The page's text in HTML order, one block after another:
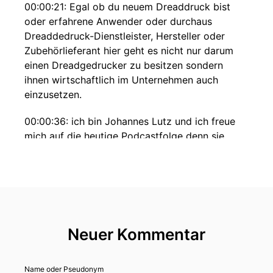
00:00:21: Egal ob du neuem Dreaddruck bist
oder erfahrene Anwender oder durchaus
Dreaddedruck-Dienstleister, Hersteller oder
Zubehörlieferant hier geht es nicht nur darum
einen Dreadgedrucker zu besitzen sondern
ihnen wirtschaftlich im Unternehmen auch
einzusetzen.
00:00:36: ich bin Johannes Lutz und ich freue
mich auf die heutige Podcastfolge denn sie
vermehrt gesehen habe dass hier einige Dinge
außen hin wahrgenommen wird als wäre es
Neuer Kommentar
Name oder Pseudonym